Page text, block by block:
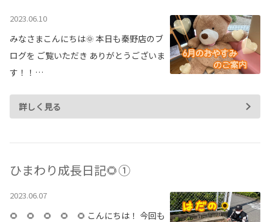
2023.06.10
みなさまこんにちは🌞 本日も秦野店のブ
ログを ご覧いただき ありがとうございま
す！！…
詳しく見る
ひまわり成長日記🌻①
2023.06.07
🌻 🌻 🌻 🌻 🌻 こんにちは！ 今回も